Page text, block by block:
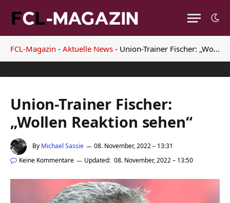
FCL-Magazin - Aktuelle News - Union-Trainer Fischer: „Wollen Reaktion sehen“
Union-Trainer Fischer:
„Wollen Reaktion sehen“
By Michael Sassie
08. November, 2022 – 13:31
Keine Kommentare
Updated: 08. November, 2022 – 13:50